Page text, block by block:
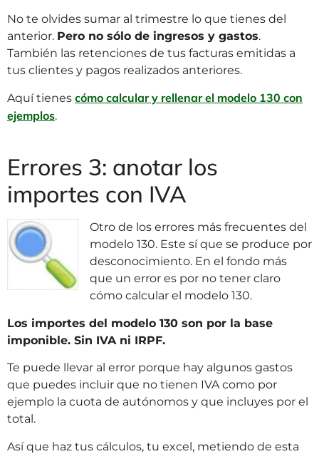
No te olvides sumar al trimestre lo que tienes del
anterior. Pero no sólo de ingresos y gastos.
También las retenciones de tus facturas emitidas a
tus clientes y pagos realizados anteriores.
Aquí tienes cómo calcular y rellenar el modelo 130 con
ejemplos.
Errores 3: anotar los
importes con IVA
Otro de los errores más frecuentes del
modelo 130. Este sí que se produce por
desconocimiento. En el fondo más
que un error es por no tener claro
cómo calcular el modelo 130.
Los importes del modelo 130 son por la base
imponible. Sin IVA ni IRPF.
Te puede llevar al error porque hay algunos gastos
que puedes incluir que no tienen IVA como por
ejemplo la cuota de autónomos y que incluyes por el
total.
Así que haz tus cálculos, tu excel, metiendo de esta